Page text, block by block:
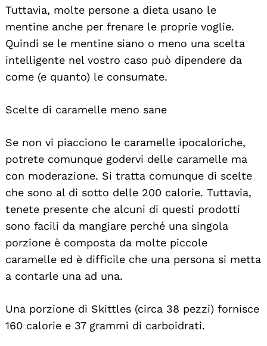
Tuttavia, molte persone a dieta usano le
mentine anche per frenare le proprie voglie.
Quindi se le mentine siano o meno una scelta
intelligente nel vostro caso può dipendere da
come (e quanto) le consumate.
Scelte di caramelle meno sane
Se non vi piacciono le caramelle ipocaloriche,
potrete comunque godervi delle caramelle ma
con moderazione. Si tratta comunque di scelte
che sono al di sotto delle 200 calorie. Tuttavia,
tenete presente che alcuni di questi prodotti
sono facili da mangiare perché una singola
porzione è composta da molte piccole
caramelle ed è difficile che una persona si metta
a contarle una ad una.
Una porzione di Skittles (circa 38 pezzi) fornisce
160 calorie e 37 grammi di carboidrati.
Search
For: